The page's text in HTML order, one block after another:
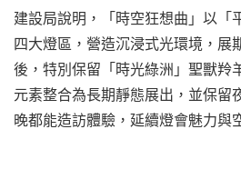
建設局說明，「時空狂想曲」以「
四大燈區，營造沉浸式光環境，展
後，特別保留「時光綠洲」聖獸羚
元素整合為長期靜態展出，並保留
晚都能造訪體驗，延續燈會魅力與